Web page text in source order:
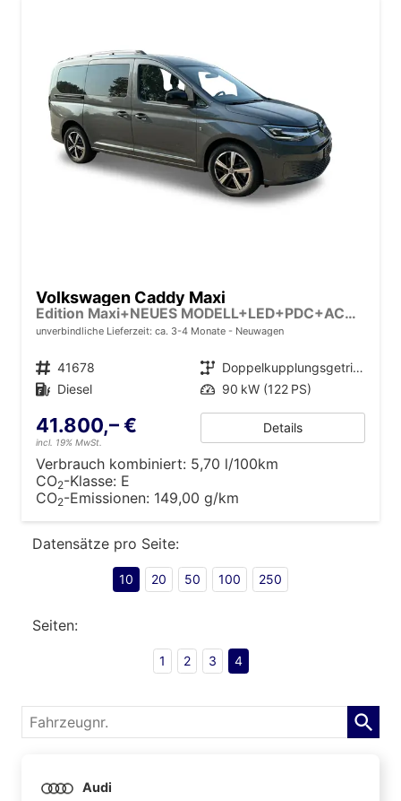
Volkswagen Caddy Maxi
Edition Maxi+NEUES MODELL+LED+PDC+ACC+17LM
unverbindliche Lieferzeit: ca. 3-4 Monate Neuwagen
Fahrzeugnr. 41678 Getriebe
Doppelkupplungsgetriebe (DSG)
Kraftstoff Diesel Leistung 90 kW (122 PS)
41.800,– €
incl. 19% MwSt.
Details
Verbrauch kombiniert: 5,70 l/100km
CO2-Klasse: E
CO2-Emissionen: 149,00 g/km
Datensätze pro Seite:
10 20 50 100 250
Seiten:
1 2 3 4
Fahrzeugnr.
Audi